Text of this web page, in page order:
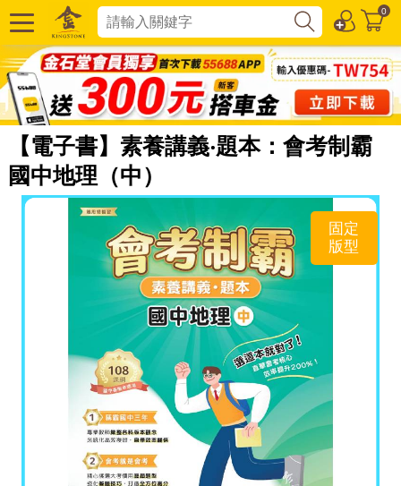
0
【電子書】素養講義‧題本：會考制霸
國中地理（中）
固定
版型